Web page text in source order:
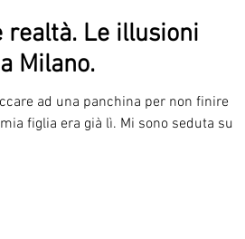
realtà. Le illusioni
Milano.
ad una panchina per non finire
figlia era già lì. Mi sono seduta su